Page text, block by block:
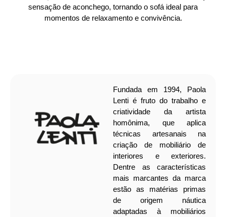
sensação de aconchego, tornando o sofá ideal para
momentos de relaxamento e convivência.
Fundada em 1994, Paola
Lenti é fruto do trabalho e
criatividade da artista
homônima, que aplica
técnicas artesanais na
criação de mobiliário de
interiores e exteriores.
Dentre as características
mais marcantes da marca
estão as matérias primas
de origem náutica
adaptadas à mobiliários